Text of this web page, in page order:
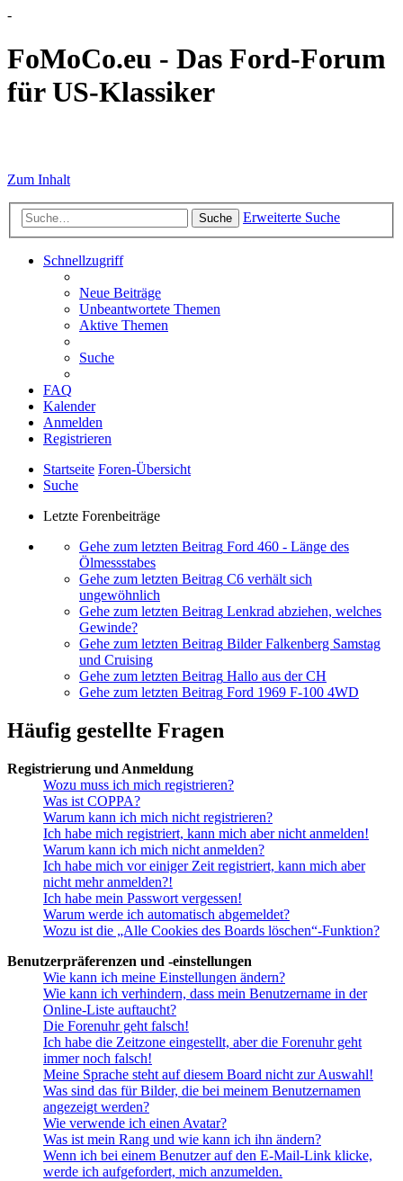
-
FoMoCo.eu - Das Ford-Forum
für US-Klassiker
Zum Inhalt
Suche Erweiterte Suche
Schnellzugriff
Neue Beiträge
Unbeantwortete Themen
Aktive Themen
Suche
FAQ
Kalender
Anmelden
Registrieren
Startseite Foren-Übersicht
Suche
Letzte Forenbeiträge
Gehe zum letzten Beitrag Ford 460 - Länge des
Ölmessstabes
Gehe zum letzten Beitrag C6 verhält sich
ungewöhnlich
Gehe zum letzten Beitrag Lenkrad abziehen, welches
Gewinde?
Gehe zum letzten Beitrag Bilder Falkenberg Samstag
und Cruising
Gehe zum letzten Beitrag Hallo aus der CH
Gehe zum letzten Beitrag Ford 1969 F-100 4WD
Häufig gestellte Fragen
Registrierung und Anmeldung
Wozu muss ich mich registrieren?
Was ist COPPA?
Warum kann ich mich nicht registrieren?
Ich habe mich registriert, kann mich aber nicht anmelden!
Warum kann ich mich nicht anmelden?
Ich habe mich vor einiger Zeit registriert, kann mich aber
nicht mehr anmelden?!
Ich habe mein Passwort vergessen!
Warum werde ich automatisch abgemeldet?
Wozu ist die „Alle Cookies des Boards löschen“-Funktion?
Benutzerpräferenzen und -einstellungen
Wie kann ich meine Einstellungen ändern?
Wie kann ich verhindern, dass mein Benutzername in der
Online-Liste auftaucht?
Die Forenuhr geht falsch!
Ich habe die Zeitzone eingestellt, aber die Forenuhr geht
immer noch falsch!
Meine Sprache steht auf diesem Board nicht zur Auswahl!
Was sind das für Bilder, die bei meinem Benutzernamen
angezeigt werden?
Wie verwende ich einen Avatar?
Was ist mein Rang und wie kann ich ihn ändern?
Wenn ich bei einem Benutzer auf den E-Mail-Link klicke,
werde ich aufgefordert, mich anzumelden.